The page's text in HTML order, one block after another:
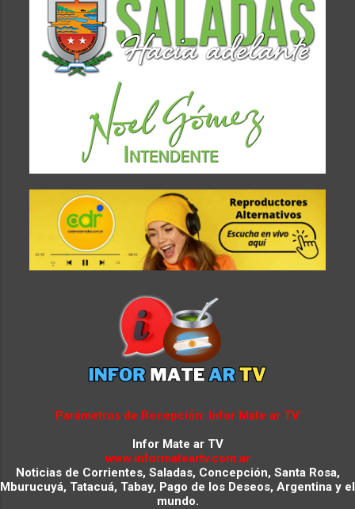
Parámetros de Recepción: Infor Mate ar TV
Infor Mate ar TV
www.informateartv.com.ar
Noticias de Corrientes, Saladas, Concepción, Santa Rosa,
Mburucuyá, Tatacuá, Tabay, Pago de los Deseos, Argentina y el
mundo.